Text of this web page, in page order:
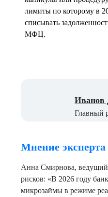
лимиты по которому в
списывать
МФЦ.
Иванов
Главный
Мнение эксперта
Анна Смирнова,
рисков: «В 2026 году
микрозаймы в режиме